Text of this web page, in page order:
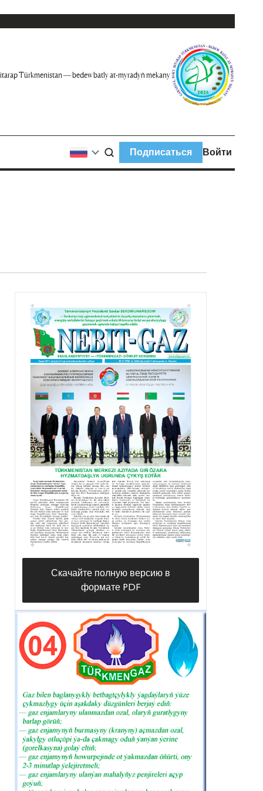
Türkmenistan — bedew batly at-myradyň mekany
Подписаться Войти
Скачайте полную версию в
формате PDF